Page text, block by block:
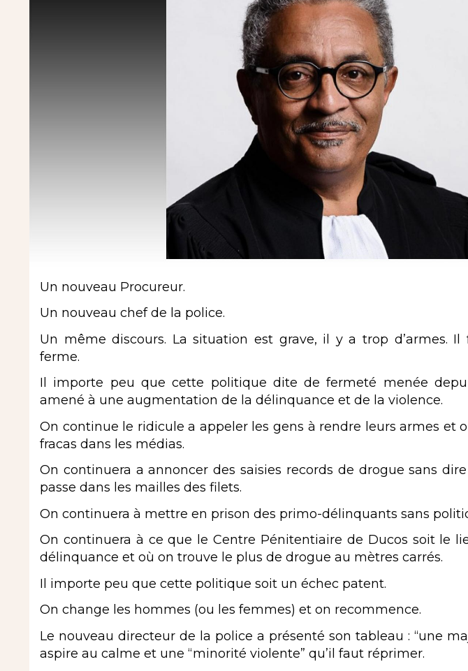
Un nouveau Procureur.
Un nouveau chef de la police.
Un même discours. La situation est grave, il y a trop d’armes.
ferme.
Il importe peu que cette politique dite de fermeté menée
amené à une augmentation de la délinquance et de la violence.
On continue le ridicule a appeler les gens à rendre leurs armes et
fracas dans les médias.
On continuera a annoncer des saisies records de drogue sans
passe dans les mailles des filets.
On continuera à mettre en prison des primo-délinquants sans
On continuera à ce que le Centre Pénitentiaire de Ducos soit le
délinquance et où on trouve le plus de drogue au mètres carrés.
Il importe peu que cette politique soit un échec patent.
On change les hommes (ou les femmes) et on recommence.
Le nouveau directeur de la police a présenté son tableau : “une
aspire au calme et une “minorité violente” qu’il faut réprimer.